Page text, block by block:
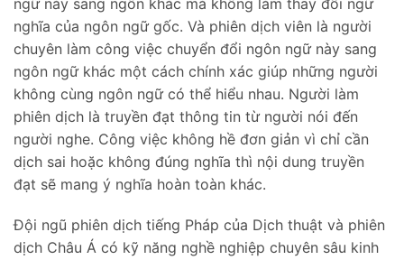
nghĩa của ngôn ngữ gốc. Và phiên dịch viên là người
chuyên làm công việc chuyển đổi ngôn ngữ này sang
ngôn ngữ khác một cách chính xác giúp những người
không cùng ngôn ngữ có thể hiểu nhau. Người làm
phiên dịch là truyền đạt thông tin từ người nói đến
người nghe. Công việc không hề đơn giản vì chỉ cần
dịch sai hoặc không đúng nghĩa thì nội dung truyền
đạt sẽ mang ý nghĩa hoàn toàn khác.
Đội ngũ phiên dịch tiếng Pháp của Dịch thuật và phiên
dịch Châu Á có kỹ năng nghề nghiệp chuyên sâu kinh